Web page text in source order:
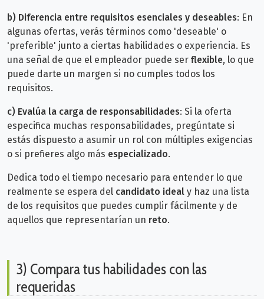
b) Diferencia entre requisitos esenciales y deseables: En
algunas ofertas, verás términos como 'deseable' o
'preferible' junto a ciertas habilidades o experiencia. Es
una señal de que el empleador puede ser flexible, lo que
puede darte un margen si no cumples todos los
requisitos.
c) Evalúa la carga de responsabilidades: Si la oferta
especifica muchas responsabilidades, pregúntate si
estás dispuesto a asumir un rol con múltiples exigencias
o si prefieres algo más especializado.
Dedica todo el tiempo necesario para entender lo que
realmente se espera del candidato ideal y haz una lista
de los requisitos que puedes cumplir fácilmente y de
aquellos que representarían un reto.
3) Compara tus habilidades con las
requeridas